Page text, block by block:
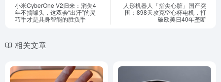
小米CyberOne V2归来：消失4
年不搞噱头，这双会“出汗”的灵
巧手才是具身智能的胜负手
人形机器人「指尖心脏」国产突
围：898天攻克空心杯电机，打
破欧美日40年垄断
相关文章